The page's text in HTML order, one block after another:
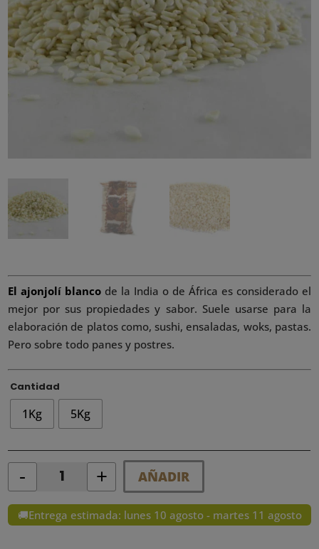
El ajonjolí blanco de la India o de África es considerado el
mejor por sus propiedades y sabor. Suele usarse para la
elaboración de platos como, sushi, ensaladas, woks, pastas.
Pero sobre todo panes y postres.
Cantidad
1Kg 5Kg
Quantity
- + AÑADIR
🚚Entrega estimada: lunes 10 agosto - martes 11 agosto